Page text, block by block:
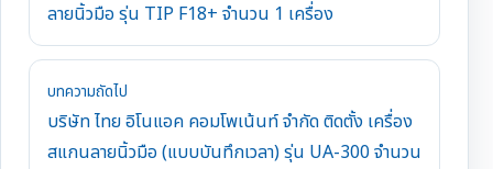
ลายนิ้วมือ รุ่น TIP F18+ จำนวน 1 เครื่อง
บทความถัดไป
บริษัท ไทย อิโนแอค คอมโพเน้นท์ จำกัด ติดตั้ง เครื่อง
สแกนลายนิ้วมือ (แบบบันทึกเวลา) รุ่น UA-300 จำนวน